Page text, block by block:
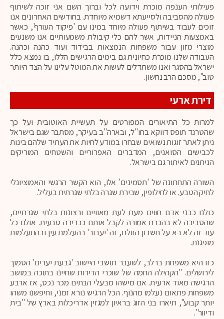
פעילותי הענפה מוכרת וידועה לכל וברוך השם אני זוכה לשיתוף
פעולה מהסביבה ולסייעתא דשמיא מיוחדת. בחודשים האחרונים אנו
זוכים לעבוד בשיתוף פעולה מיוחד במינו עם 'פיקוד העורף', כאשר
באמצעות הניידות, אשר להם כלי קיבולת משמעותיים אנו משנעים
מוצרי מזון עבור משפחות הנמצאות בבידוד ועוד כהנה וכהנה.
העבודה שלנו מוכרת כחיונית גם בימים הרגישים הללו, בו נמצא כלל
ישראל בהסגר ואנו משתדלים לעשות את המוטל עלינו על הצד היותר
טוב", מסכם הרב נחשון.
דירת ארעי
למרות כל התיאורים המפורטים על תעשיית האוטובית ועל כך
שהטרנד תופס דווקא בחו"ל, ובארה"ב בעיקר, מסתבר שגם בישראל
ניתן לאתר זוגות נשואים שבחרו במודע לחיות את העתיד שלהם בינות
לכבישים הסואנים, המדברים האפרוריים והשטחים המוריקים
הניתנים לאיתור גם בישראל.
השורה התחתונה של 'תסמינים' אלו, הוא הקשר הרגשי והאמוציונלי
לחיק הטבע. או לחילופין, שבירת שגרה בלתי שגרתית בעליל.
כולנו כבני אדם חווים מעת לעת מאוויים ורצונות בלתי שגרתיים,
שהסביבה לא בהכרח אמורה לקבל אותם כברירה טבעית. אולם כל
עוד זה לא בא על חשבון הזולת, זה 'יעבור' בהעלמת עין ובהתעלמות
מופגנת.
כזו היא משפחת ברלב, לשעבר תושבי היישוב 'גבעת יערים' הסמוך
לירושלים. "הקהילה החמה של שוכרי הדירות שחיינו בתוכה במושב
הרגישה מאוד ארעית. אם מישהו מבעלי הבתים מכר נכס, אז ארבע
משפחות פתאום נעלמו מהנוף. הכל הרגיש נורא זמני, וחיפשנו משהו
יותר קבוע", תיארו בני הזוג בראיון למגזין אדריכלות בארץ של "בית
ודיוור".